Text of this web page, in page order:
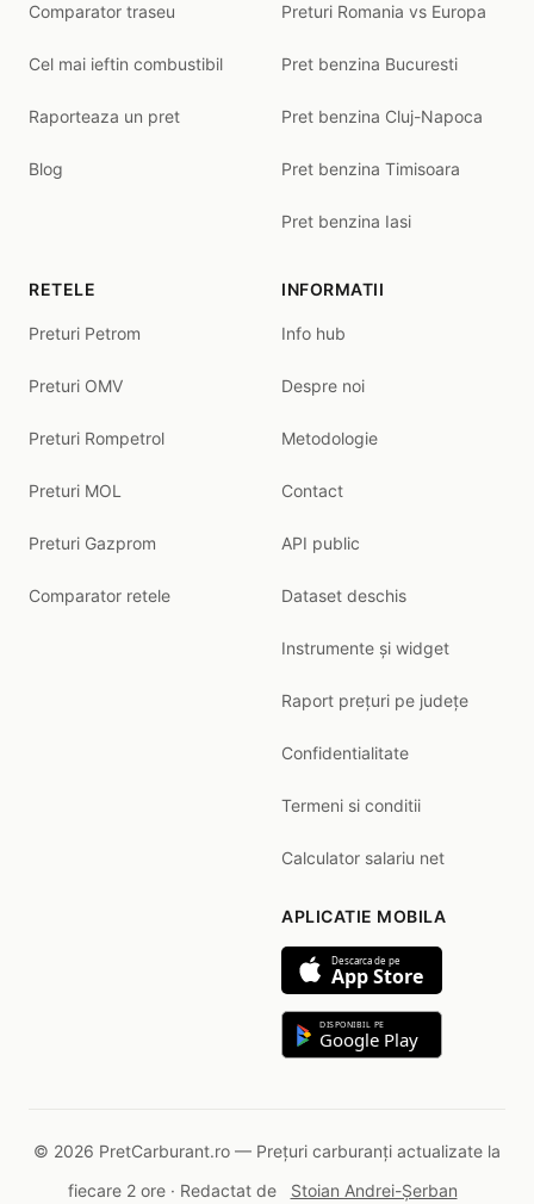
Comparator traseu
Cel mai ieftin combustibil
Raporteaza un pret
Blog
Preturi Romania vs Europa
Pret benzina Bucuresti
Pret benzina Cluj-Napoca
Pret benzina Timisoara
Pret benzina Iasi
RETELE
Preturi Petrom
Preturi OMV
Preturi Rompetrol
Preturi MOL
Preturi Gazprom
Comparator retele
INFORMATII
Info hub
Despre noi
Metodologie
Contact
API public
Dataset deschis
Instrumente și widget
Raport prețuri pe județe
Confidentialitate
Termeni si conditii
Calculator salariu net
APLICATIE MOBILA
Descarca de pe
App Store
DISPONIBIL PE
Google Play
© 2026 PretCarburant.ro — Prețuri carburanți actualizate la
fiecare 2 ore · Redactat de
Stoian Andrei-Șerban